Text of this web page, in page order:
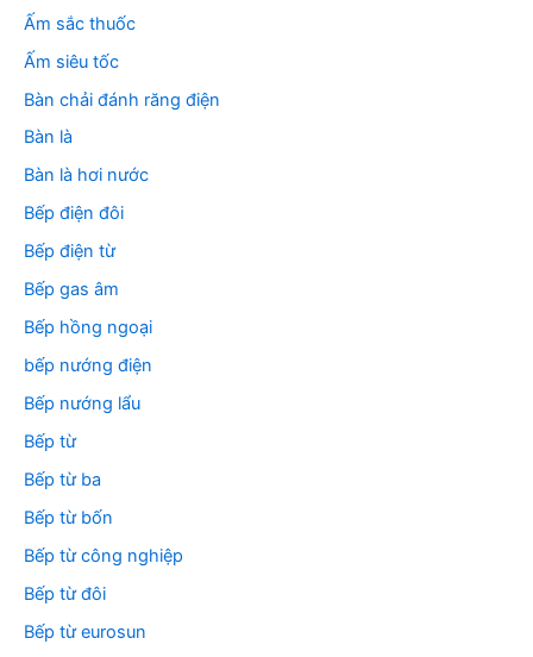
m
Ấm sắc thuốc
Ấm siêu tốc
Bàn chải đánh răng điện
Bàn là
Bàn là hơi nước
Bếp điện đôi
Bếp điện từ
Bếp gas âm
Bếp hồng ngoại
bếp nướng điện
Bếp nướng lẩu
Bếp từ
Bếp từ ba
Bếp từ bốn
Bếp từ công nghiệp
Bếp từ đôi
Bếp từ eurosun